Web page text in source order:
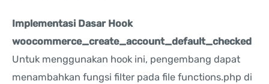
Implementasi Dasar Hook
woocommerce_create_account_default_checked
Untuk menggunakan hook ini, pengembang dapat
menambahkan fungsi filter pada file functions.php di